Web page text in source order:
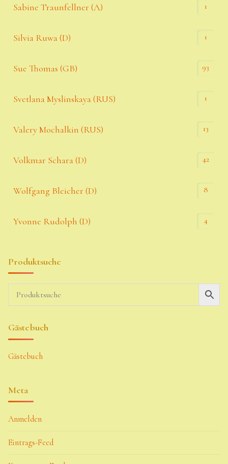
Sabine Traunfellner (A) 1
Silvia Ruwa (D) 1
Sue Thomas (GB) 93
Svetlana Myslinskaya (RUS) 1
Valery Mochalkin (RUS) 13
Volkmar Schara (D) 42
Wolfgang Bleicher (D) 8
Yvonne Rudolph (D) 4
Produktsuche
Gästebuch
Gästebuch
Meta
Anmelden
Eintrags-Feed